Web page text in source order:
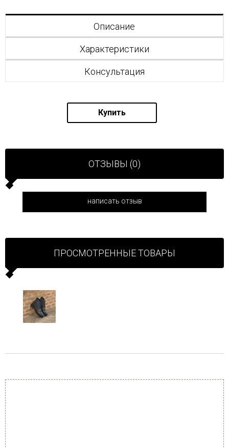
Описание
Характеристики
Консультация
Купить
ОТЗЫВЫ (0)
написать отзыв
ПРОСМОТРЕННЫЕ ТОВАРЫ